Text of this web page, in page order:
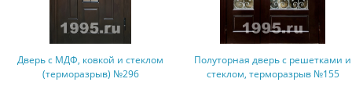
Полуторная дверь с решетками и
стеклом, терморазрыв №155
Дверь с МДФ с двух сторон
(оцинкованная сталь) №237